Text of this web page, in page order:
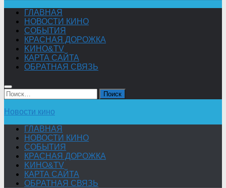
ГЛАВНАЯ
НОВОСТИ КИНО
СОБЫТИЯ
КРАСНАЯ ДОРОЖКА
KИНО&TV
КАРТА САЙТА
ОБРАТНАЯ СВЯЗЬ
Найти:
Новости кино
ГЛАВНАЯ
НОВОСТИ КИНО
СОБЫТИЯ
КРАСНАЯ ДОРОЖКА
KИНО&TV
КАРТА САЙТА
ОБРАТНАЯ СВЯЗЬ